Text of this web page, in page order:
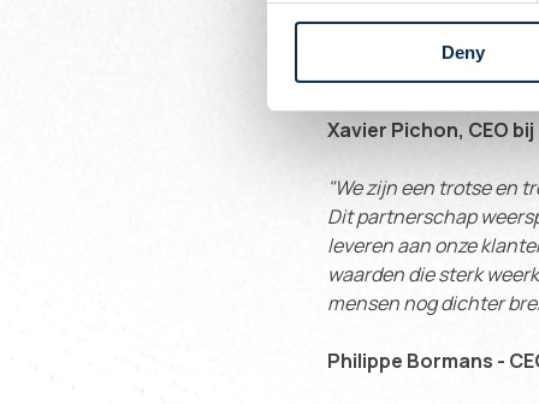
Deny
Xavier Pichon, CEO
"We zijn een trotse en
Dit partnerschap
leveren aan onze
waarden die sterk
mensen nog dichter
Philippe Bormans -